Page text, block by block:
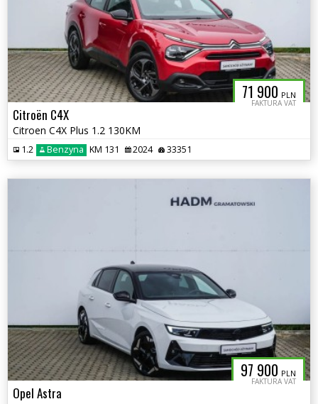
71 900 PLN
FAKTURA VAT
Citroën C4X
Citroen C4X Plus 1.2 130KM
1.2 Benzyna KM 131 2024 33351
97 900 PLN
FAKTURA VAT
Opel Astra